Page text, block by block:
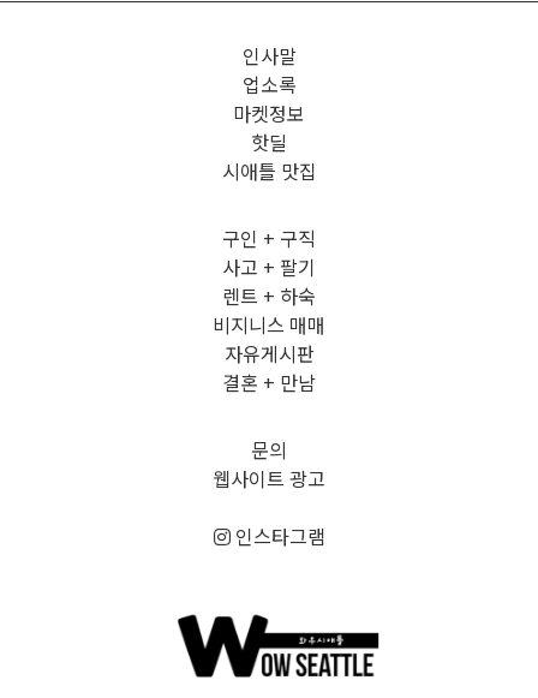
인사말
업소록
마켓정보
핫딜
시애틀 맛집
구인 + 구직
사고 + 팔기
렌트 + 하숙
비지니스 매매
자유게시판
결혼 + 만남
문의
웹사이트 광고
인스타그램